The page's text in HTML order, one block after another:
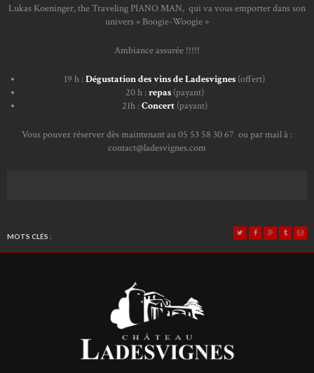
Lukas Koeninger, the Traveling PIANO MAN, qui va vous emporter dans son
univers « Boogie-Woogie »
Ambiance assurée !!!!!
19 h :Dégustation des vins de Ladesvignes (offert)
20 h :repas(payant)
21h :Concert (payant)
Vous pouvez réserver dès maintenant au 05 53 58 30 67 ou par mail à :
contact@ladesvignes.com
MOTS CLÉS :